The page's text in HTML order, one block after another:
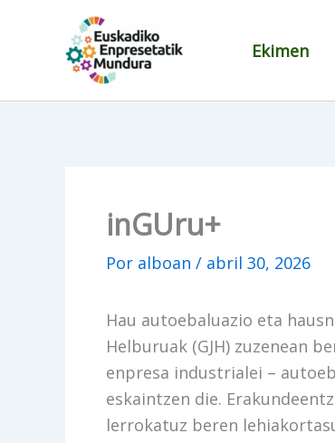
contenido
Ekimen
inGUru+
Por alboan / abril 30, 2026
Hau autoebaluazio eta
Helburuak (GJH) zuzenean
enpresa industrialei –
eskaintzen die.
lerrokatuz beren